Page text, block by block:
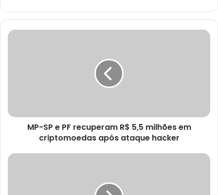
MP-SP e PF recuperam R$ 5,5 milhões em
criptomoedas após ataque hacker